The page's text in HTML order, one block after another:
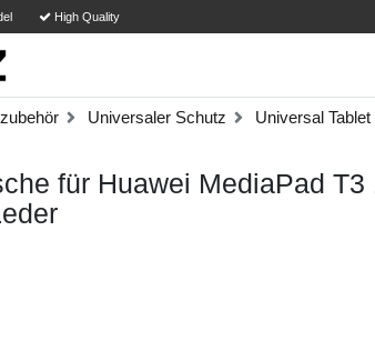
High Quality
Universaler Schutz Universal Tablet
für Huawei MediaPad